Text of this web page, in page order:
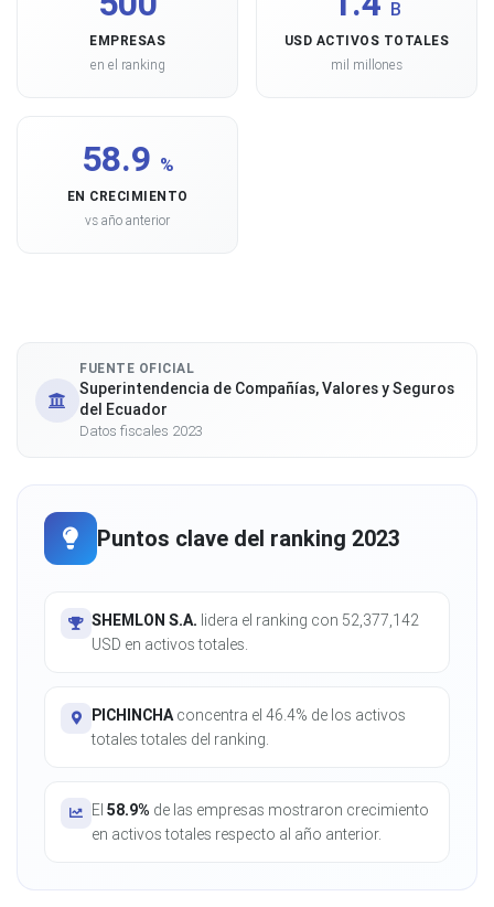
EMPRESAS
en el ranking
B
USD ACTIVOS TOTALES
mil millones
58.9 %
EN CRECIMIENTO
vs año anterior
FUENTE OFICIAL
Superintendencia de Compañías, Valores y Seguros
del Ecuador
Datos fiscales 2023
Puntos clave del ranking 2023
SHEMLON S.A. lidera el ranking con 52,377,142
USD en activos totales.
PICHINCHAconcentra el 46.4% de los activos
totales totales del ranking.
El 58.9% de las empresas mostraron crecimiento
en activos totales respecto al año anterior.